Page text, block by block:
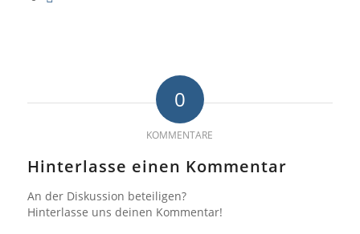
0
KOMMENTARE
Hinterlasse einen Kommentar
An der Diskussion beteiligen?
Hinterlasse uns deinen Kommentar!